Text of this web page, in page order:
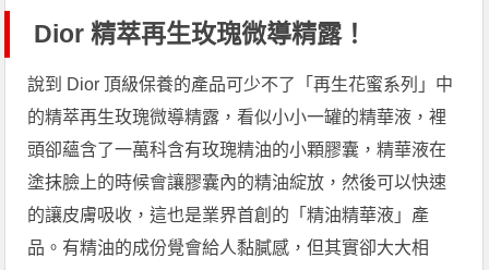
Dior 精萃再生玫瑰微導精露！
說到 Dior 頂級保養的產品可少不了「再生花蜜系列」中
的精萃再生玫瑰微導精露，看似小小一罐的精華液，裡
頭卻蘊含了一萬科含有玫瑰精油的小顆膠囊，精華液在
塗抹臉上的時候會讓膠囊內的精油綻放，然後可以快速
的讓皮膚吸收，這也是業界首創的「精油精華液」產
品。有精油的成份覺會給人黏膩感，但其實卻大大相